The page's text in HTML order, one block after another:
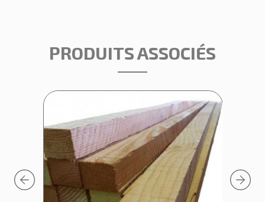
PRODUITS ASSOCIÉS
Prev Next